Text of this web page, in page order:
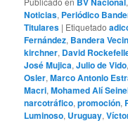
Noticias, Periódico
Titulares | Etiquetado
Fernández, Bandera
kirchner, David
José Mujica,Julio de Vido
Osler,Marco Antonio
Macri,Mohamed Alí
narcotráfico,promoción,
Luminoso, Uruguay,